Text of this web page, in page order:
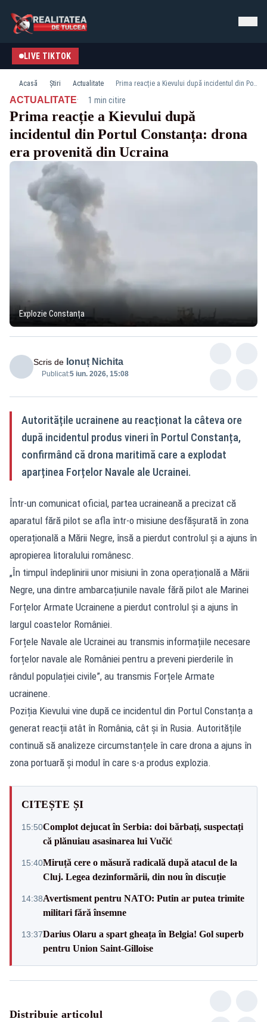
LIVE TIKTOK
Acasă Știri Actualitate Prima reacție a Kievului după incidentul din Portul Constanța: drona era provenită din Ucraina
ACTUALITATE· 1 min citire
Prima reacție a Kievului după
incidentul din Portul Constanța: drona
era provenită din Ucraina
Explozie Constanța
Scris de Ionuț Nichita
Publicat:5 iun. 2026, 15:08
Autoritățile ucrainene au reacționat la câteva ore
după incidentul produs vineri în Portul Constanța,
confirmând că drona maritimă care a explodat
aparținea Forțelor Navale ale Ucrainei.
Într-un comunicat oficial, partea ucraineană a precizat că
aparatul fără pilot se afla într-o misiune desfășurată în zona
operațională a Mării Negre, însă a pierdut controlul și a ajuns în
apropierea litoralului românesc.
„În timpul îndeplinirii unor misiuni în zona operațională a Mării
Negre, una dintre ambarcațiunile navale fără pilot ale Marinei
Forțelor Armate Ucrainene a pierdut controlul și a ajuns în
largul coastelor României.
Forțele Navale ale Ucrainei au transmis informațiile necesare
forțelor navale ale României pentru a preveni pierderile în
rândul populației civile”, au transmis Forțele Armate
ucrainene.
Poziția Kievului vine după ce incidentul din Portul Constanța a
generat reacții atât în România, cât și în Rusia. Autoritățile
continuă să analizeze circumstanțele în care drona a ajuns în
zona portuară și modul în care s-a produs explozia.
CITEȘTE ȘI
15:50Complot dejucat în Serbia: doi bărbați, suspectați
că plănuiau asasinarea lui Vučić
15:40Miruță cere o măsură radicală după atacul de la
Cluj. Legea dezinformării, din nou în discuție
14:38Avertisment pentru NATO: Putin ar putea trimite
militari fără însemne
13:37Darius Olaru a spart gheața în Belgia! Gol superb
pentru Union Saint-Gilloise
Distribuie articolul